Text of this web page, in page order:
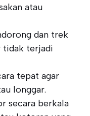
atau
dan trek
tidak terjadi
tepat agar
longgar.
secara berkala